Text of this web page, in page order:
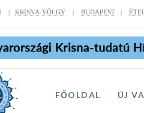
| KRISNA-VÖLGY| BUDAPEST|
FŐOLDAL ÚJ